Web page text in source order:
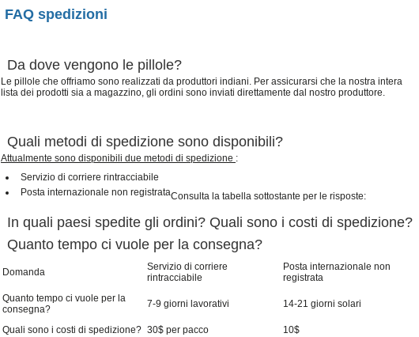
FAQ spedizioni
Da dove vengono le pillole?
Le pillole che offriamo sono realizzati da produttori indiani. Per assicurarsi che la nostra intera
lista dei prodotti sia a magazzino, gli ordini sono inviati direttamente dal nostro produttore.
Quali metodi di spedizione sono disponibili?
Attualmente sono disponibili due metodi di spedizione :
Servizio di corriere rintracciabile
Posta internazionale non registrata
In quali paesi spedite gli ordini? Quali sono i costi di spedizione?
Quanto tempo ci vuole per la consegna?
Consulta la tabella sottostante per le risposte:
Domanda
Servizio di corriere
rintracciabile
Posta internazionale non
registrata
Quanto tempo ci vuole per la
consegna?
7-9 giorni lavorativi 14-21 giorni solari
Quali sono i costi di spedizione? 30$ per pacco 10$